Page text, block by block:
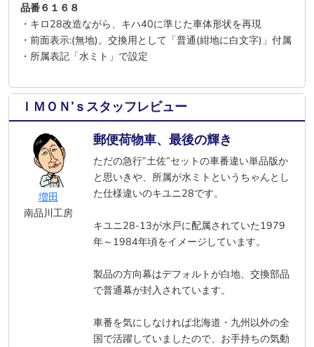
品番６１６８
・キロ28改造ながら、キハ40に準じた車体形状を再現
・前面表示:(無地)。交換用として「普通(紺地に白文字)」付属
・所属表記「水ミト」で設定
ＩＭＯＮ’ｓスタッフレビュー
増田
南品川工房
郵便荷物車、最後の輝き
ただの急行”土佐”セットの車番違い単品版か
と思いきや、所属が水ミトというちゃんとし
た仕様違いのキユニ28です。
キユニ28-13が水戸に配属されていた1979
年～1984年頃をイメージしています。
製品の方向幕はデフォルトが白地、交換部品
で普通幕が封入されています。
車番を気にしなければ北海道・九州以外の全
国で活躍していましたので、お手持ちの気動